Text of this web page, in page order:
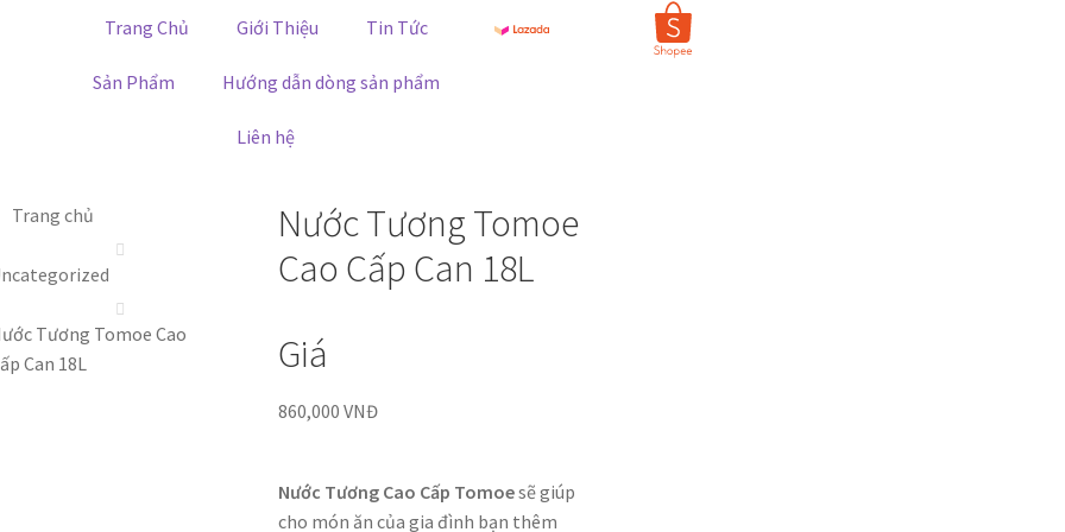
Trang Chủ Giới Thiệu Tin Tức
Sản Phẩm Hướng dẫn dòng sản phẩm
Liên hệ
Trang chủ
Tương Tomoe Cao
Can 18L
Nước Tương Tomoe
Cao Cấp Can 18L
Giá
860,000 VNĐ
Nước Tương Cao Cấp Tomoesẽ giúp
cho món ăn của gia đình bạn thêm